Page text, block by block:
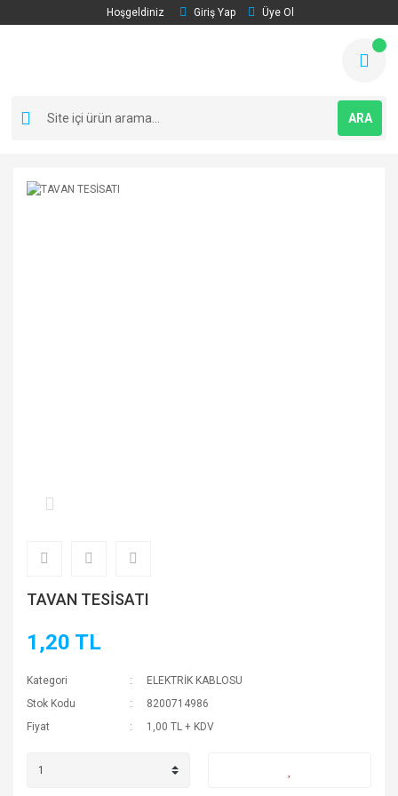
Hoşgeldiniz Giriş Yap Üye Ol
ARA
TAVAN TESİSATI
1,20 TL
Kategori
ELEKTRİK KABLOSU
Stok Kodu
8200714986
Fiyat
1,00 TL + KDV